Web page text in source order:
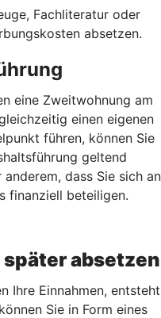
Fachliteratur oder
absetzen.
eine Zweitwohnung am
einen eigenen
führen, können Sie
geltend
dass Sie sich an
finanziell beteiligen.
absetzen
Ihre Einnahmen, entsteht
Sie in Form eines